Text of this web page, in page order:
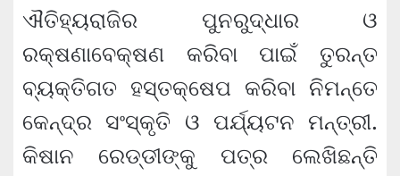
ଐତିହ୍ୟରାଜିର ପୁନରୁଦ୍ଧାର ଓ
ରକ୍ଷଣାବେକ୍ଷଣ କରିବା ପାଇଁ ତୁରନ୍ତ
ବ୍ୟକ୍ତିଗତ ହସ୍ତକ୍ଷେପ କରିବା ନିମନ୍ତେ
କେନ୍ଦ୍ର ସଂସ୍କୃତି ଓ ପର୍ଯ୍ୟଟନ ମନ୍ତ୍ରୀ.
କିଷାନ ରେଡ୍ଡୀଙ୍କୁ ପତ୍ର ଲେଖିଛନ୍ତି